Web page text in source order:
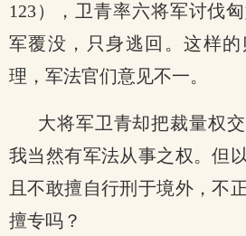
123），卫青率六将军讨伐
军覆没，只身逃回。这样
理，军法官们意见不一。
大将军卫青却把裁量权
我当然有军法从事之权。但
且不敢擅自行刑于境外，不
擅专吗？